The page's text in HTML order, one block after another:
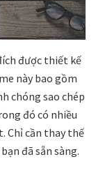
được thiết kế
này bao gồm
chóng sao chép
đó có nhiều
Chỉ cần thay thế
đã sẵn sàng.